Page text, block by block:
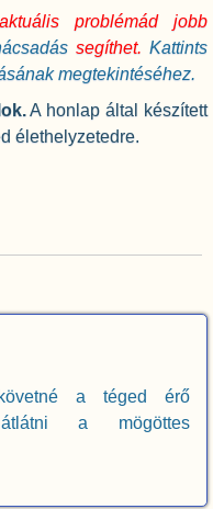
problémád jobb
segíthet.Kattints
megtekintéséhez.
A honlap által készített
élethelyzetedre.
a téged érő
a mögöttes